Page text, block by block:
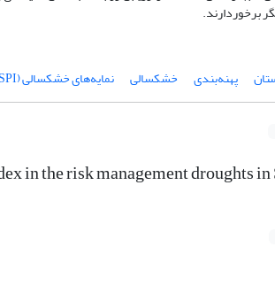
برخوردارند.
پهنه‌بندی خشکسالی نمایه‌های خشکسالی (RAISPI)
in the risk management droughts in